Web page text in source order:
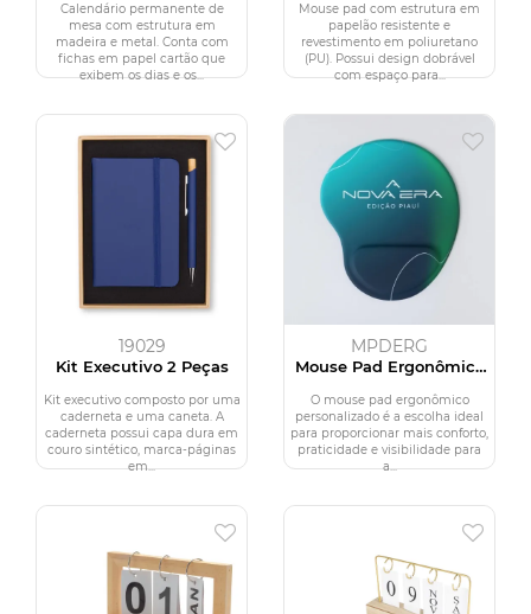
Calendário permanente de
mesa com estrutura em
madeira e metal. Conta com
fichas em papel cartão que
exibem os dias e os...
Mouse pad com estrutura em
papelão resistente e
revestimento em poliuretano
(PU). Possui design dobrável
com espaço para...
19029
Kit Executivo 2 Peças
Kit executivo composto por uma
caderneta e uma caneta. A
caderneta possui capa dura em
couro sintético, marca-páginas
em...
MPDERG
Mouse Pad Ergonômico
O mouse pad ergonômico
personalizado é a escolha ideal
para proporcionar mais conforto,
praticidade e visibilidade para
a...